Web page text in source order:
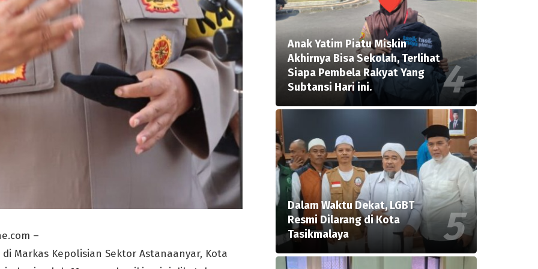
–
Markas Kepolisian Sektor Astanaanyar, Kota
Anak Yatim Piatu Miskin
Akhirnya Bisa Sekolah, Terlihat
Siapa Pembela Rakyat Yang
Subtansi Hari ini.
Dalam Waktu Dekat, LGBT
Resmi Dilarang di Kota
Tasikmalaya